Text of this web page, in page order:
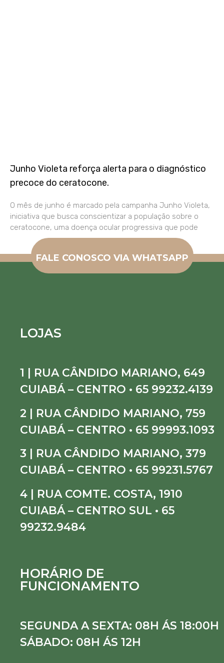
Junho Violeta reforça alerta para o diagnóstico
precoce do ceratocone.
O mês de junho é marcado pela campanha Junho Violeta,
iniciativa que busca conscientizar a população sobre o
ceratocone, uma doença ocular progressiva que pode
FALE CONOSCO VIA WHATSAPP
LOJAS
1 | RUA CÂNDIDO MARIANO, 649
CUIABÁ – CENTRO • 65 99232.4139
2 | RUA CÂNDIDO MARIANO, 759
CUIABÁ – CENTRO • 65 99993.1093
3 | RUA CÂNDIDO MARIANO, 379
CUIABÁ – CENTRO • 65 99231.5767
4 | RUA COMTE. COSTA, 1910
CUIABÁ – CENTRO SUL • 65
99232.9484
HORÁRIO DE
FUNCIONAMENTO
SEGUNDA A SEXTA: 08H ÁS 18:00H
SÁBADO: 08H ÁS 12H